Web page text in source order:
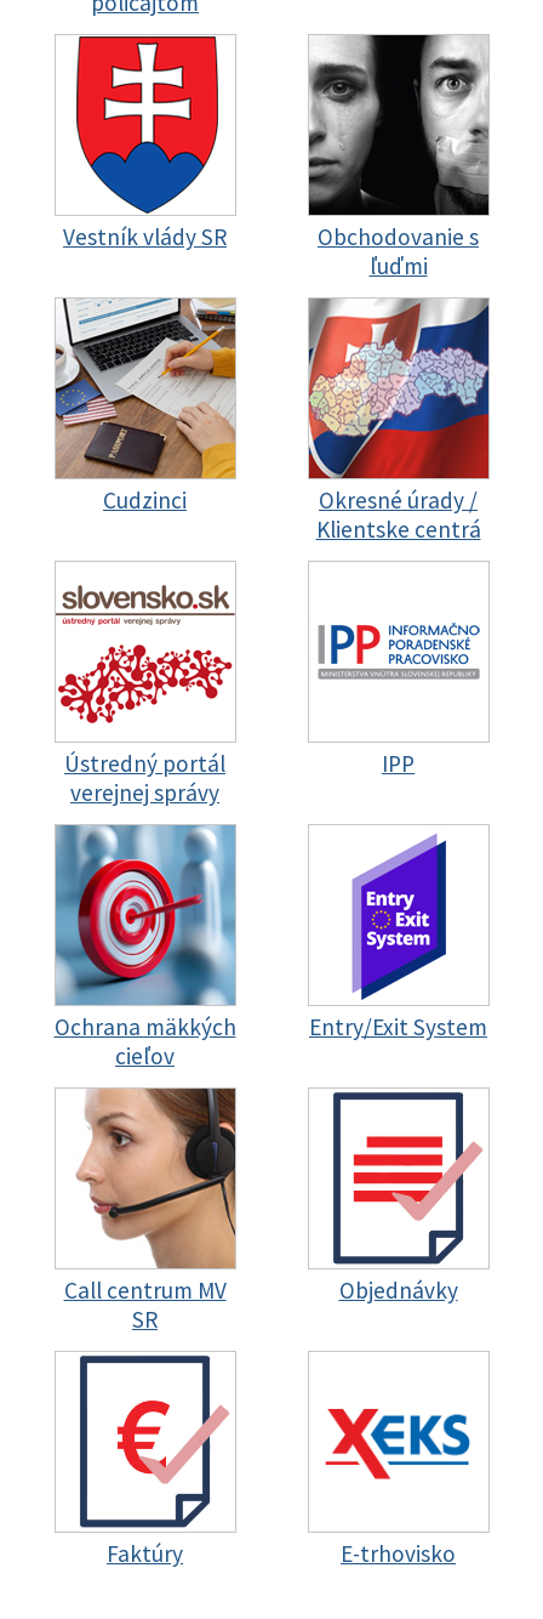
Vestník vlády SR
Obchodovanie s
ľuďmi
Cudzinci
Okresné úrady /
Klientske centrá
Ústredný portál
verejnej správy
IPP
Ochrana mäkkých
cieľov
Entry/Exit System
Call centrum MV
SR
Objednávky
Faktúry E-trhovisko